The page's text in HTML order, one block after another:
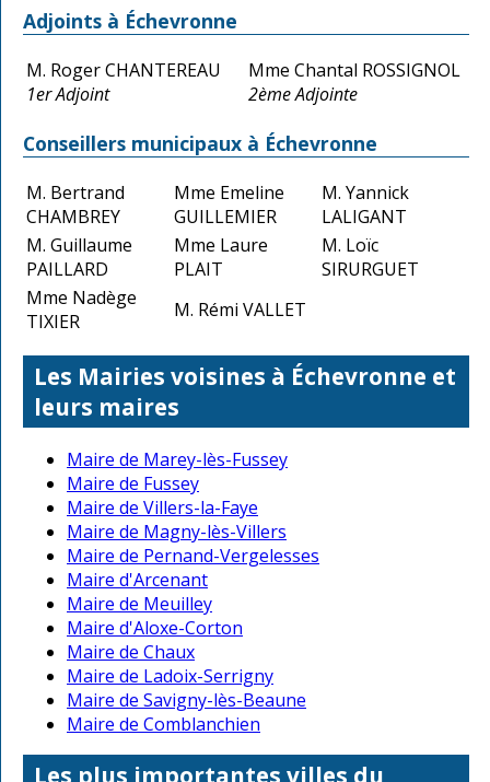
Adjoints à Échevronne
M. Roger CHANTEREAU
1er Adjoint
Mme Chantal ROSSIGNOL
2ème Adjointe
Conseillers municipaux à Échevronne
M. Bertrand
CHAMBREY
Mme Emeline
GUILLEMIER
M. Yannick
LALIGANT
M. Guillaume
PAILLARD
Mme Laure
PLAIT
M. Loïc
SIRURGUET
Mme Nadège
TIXIER
M. Rémi VALLET
Les Mairies voisines à Échevronne et
leurs maires
Maire de Marey-lès-Fussey
Maire de Fussey
Maire de Villers-la-Faye
Maire de Magny-lès-Villers
Maire de Pernand-Vergelesses
Maire d'Arcenant
Maire de Meuilley
Maire d'Aloxe-Corton
Maire de Chaux
Maire de Ladoix-Serrigny
Maire de Savigny-lès-Beaune
Maire de Comblanchien
Les plus importantes villes du